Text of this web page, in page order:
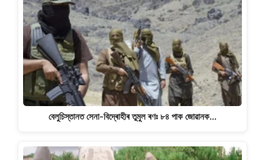
বেলুচিস্তানত সেনা-বিদ্ৰোহীৰ তুমুল ৰণঃ ৮৪ পাক জোৱানক…